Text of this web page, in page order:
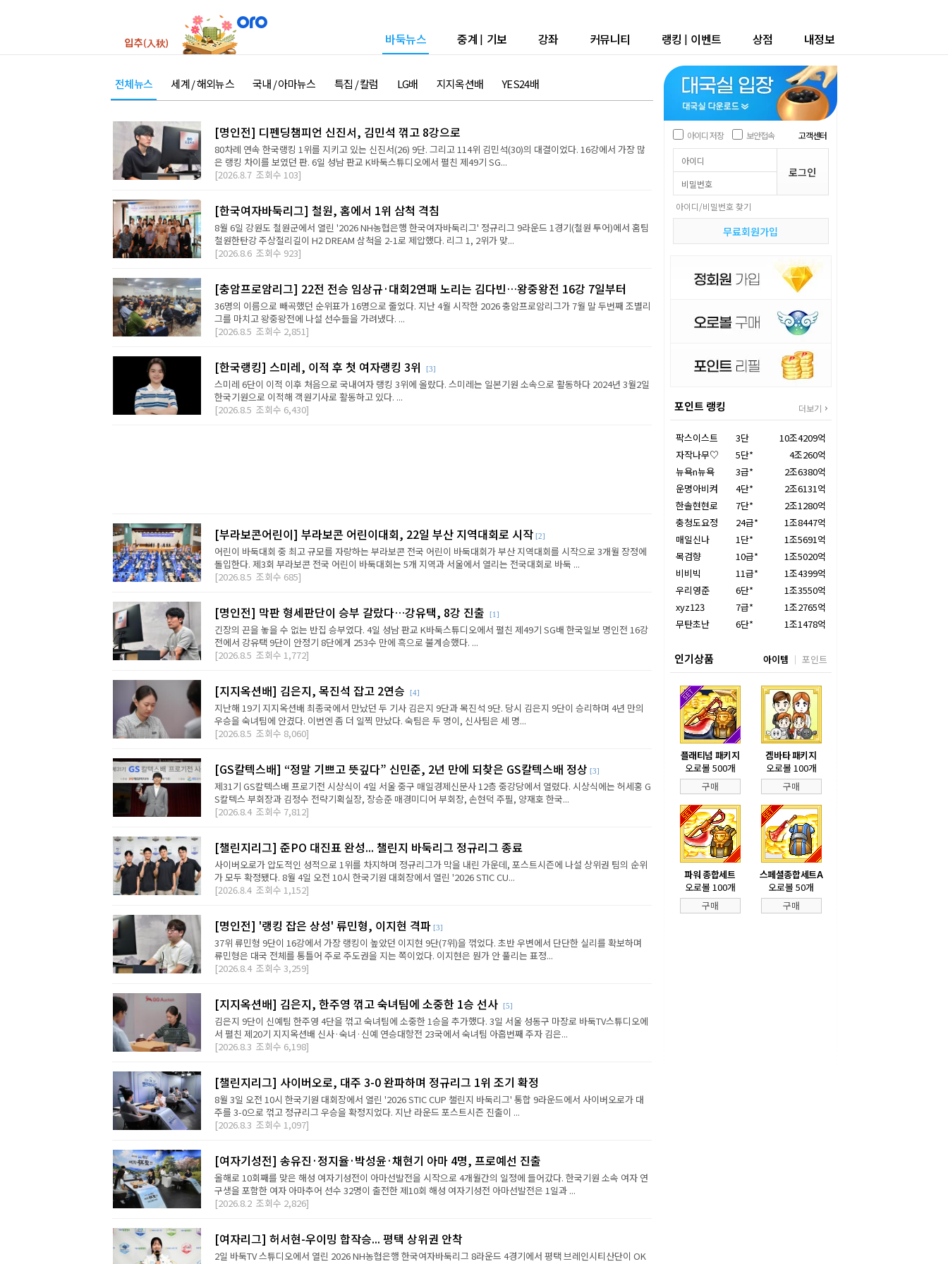
바둑뉴스 중계 | 기보 강좌 커뮤니티 랭킹 | 이벤트 상점 내정보
전체뉴스 세계 / 해외뉴스 국내 / 아마뉴스 특집 / 칼럼 LG배 지지옥션배 YES24배
[명인전] 디펜딩챔피언 신진서, 김민석 꺾고 8강으로
80차례 연속 한국랭킹 1위를 지키고 있는 신진서(26) 9단. 그리고 114위 김민석(30)의 대결이었다. 16강에서 가장 많
은 랭킹 차이를 보였던 판. 6일 성남 판교 K바둑스튜디오에서 펼친 제49기 SG...
[2026.8.7 조회수 103]
[한국여자바둑리그] 철원, 홈에서 1위 삼척 격침
8월 6일 강원도 철원군에서 열린 '2026 NH농협은행 한국여자바둑리그' 정규리그 9라운드 1경기(철원 투어)에서 홈팀
철원한탄강 주상절리길이 H2 DREAM 삼척을 2-1로 제압했다. 리그 1, 2위가 맞...
[2026.8.6 조회수 923]
[충암프로암리그] 22전 전승 임상규·대회2연패 노리는 김다빈…왕중왕전 16강 7일부터
36명의 이름으로 빼곡했던 순위표가 16명으로 줄었다. 지난 4월 시작한 2026 충암프로암리그가 7월 말 두번째 조별리
그를 마치고 왕중왕전에 나설 선수들을 가려냈다. ...
[2026.8.5 조회수 2,851]
[한국랭킹] 스미레, 이적 후 첫 여자랭킹 3위 [3]
스미레 6단이 이적 이후 처음으로 국내여자 랭킹 3위에 올랐다. 스미레는 일본기원 소속으로 활동하다 2024년 3월2일
한국기원으로 이적해 객원기사로 활동하고 있다. ...
[2026.8.5 조회수 6,430]
[부라보콘어린이] 부라보콘 어린이대회, 22일 부산 지역대회로 시작 [2]
어린이 바둑대회 중 최고 규모를 자랑하는 부라보콘 전국 어린이 바둑대회가 부산 지역대회를 시작으로 3개월 장정에
돌입한다. 제3회 부라보콘 전국 어린이 바둑대회는 5개 지역과 서울에서 열리는 전국대회로 바둑 ...
[2026.8.5 조회수 685]
[명인전] 막판 형세판단이 승부 갈랐다…강유택, 8강 진출 [1]
긴장의 끈을 놓을 수 없는 반집 승부였다. 4일 성남 판교 K바둑스튜디오에서 펼친 제49기 SG배 한국일보 명인전 16강
전에서 강유택 9단이 안정기 8단에게 253수 만에 흑으로 불계승했다. ...
[2026.8.5 조회수 1,772]
[지지옥션배] 김은지, 목진석 잡고 2연승 [4]
지난해 19기 지지옥션배 최종국에서 만났던 두 기사 김은지 9단과 목진석 9단. 당시 김은지 9단이 승리하며 4년 만의
우승을 숙녀팀에 안겼다. 이번엔 좀 더 일찍 만났다. 숙팀은 두 명이, 신사팀은 세 명...
[2026.8.5 조회수 8,060]
[GS칼텍스배] “정말 기쁘고 뜻깊다” 신민준, 2년 만에 되찾은 GS칼텍스배 정상 [3]
제31기 GS칼텍스배 프로기전 시상식이 4일 서울 중구 매일경제신문사 12층 중강당에서 열렸다. 시상식에는 허세홍 G
S칼텍스 부회장과 김정수 전략기획실장, 장승준 매경미디어 부회장, 손현덕 주필, 양재호 한국...
[2026.8.4 조회수 7,812]
[챌린지리그] 준PO 대진표 완성... 챌린지 바둑리그 정규리그 종료
사이버오로가 압도적인 성적으로 1위를 차지하며 정규리그가 막을 내린 가운데, 포스트시즌에 나설 상위권 팀의 순위
가 모두 확정됐다. 8월 4일 오전 10시 한국기원 대회장에서 열린 '2026 STIC CU...
[2026.8.4 조회수 1,152]
[명인전] '랭킹 잡은 상성' 류민형, 이지현 격파 [3]
37위 류민형 9단이 16강에서 가장 랭킹이 높았던 이지현 9단(7위)을 꺾었다. 초반 우변에서 단단한 실리를 확보하며
류민형은 대국 전체를 통틀어 주로 주도권을 지는 쪽이었다. 이지현은 뭔가 안 풀리는 표정...
[2026.8.4 조회수 3,259]
[지지옥션배] 김은지, 한주영 꺾고 숙녀팀에 소중한 1승 선사 [5]
김은지 9단이 신예팀 한주영 4단을 꺾고 숙녀팀에 소중한 1승을 추가했다. 3일 서울 성동구 마장로 바둑TV스튜디오에
서 펼친 제20기 지지옥션배 신사·숙녀·신예 연승대항전 23국에서 숙녀팀 아홉번째 주자 김은...
[2026.8.3 조회수 6,198]
[챌린지리그] 사이버오로, 대주 3-0 완파하며 정규리그 1위 조기 확정
8월 3일 오전 10시 한국기원 대회장에서 열린 '2026 STIC CUP 챌린지 바둑리그' 통합 9라운드에서 사이버오로가 대
주를 3-0으로 꺾고 정규리그 우승을 확정지었다. 지난 라운드 포스트시즌 진출이 ...
[2026.8.3 조회수 1,097]
[여자기성전] 송유진·정지율·박성윤·채현기 아마 4명, 프로예선 진출
올해로 10회째를 맞은 해성 여자기성전이 아마선발전을 시작으로 4개월간의 일정에 들어갔다. 한국기원 소속 여자 연
구생을 포함한 여자 아마추어 선수 32명이 출전한 제10회 해성 여자기성전 아마선발전은 1일과 ...
[2026.8.2 조회수 2,826]
[여자리그] 허서현-우이밍 합작승... 평택 상위권 안착
2일 바둑TV 스튜디오에서 열린 2026 NH농협은행 한국여자바둑리그 8라운드 4경기에서 평택 브레인시티산단이 OK
아이디 저장 보안접속 고객센터
아이디/비밀번호 찾기
무료회원가입
포인트 랭킹 더보기
팍스이스트 3단
10조4209억
자작나무♡
5단*
4조260억
뉴욕n뉴욕
3급*
2조6380억
운명아비켜
4단*
2조6131억
한솔현현로
7단*
2조1280억
충청도요정
24급*
1조8447억
매일신나
1단*
1조5691억
목검향
10급*
1조5020억
비비빅
11급*
1조4399억
우리영준
6단*
1조3550억
xyz123
7급*
1조2765억
무탄초난
6단* 1조1478억
인기상품 아이템 포인트
플래티넘 패키지
오로볼 500개
구매
겜바타 패키지
오로볼 100개
구매
파워 종합세트
오로볼 100개
구매
스페셜종합세트A
오로볼 50개
구매